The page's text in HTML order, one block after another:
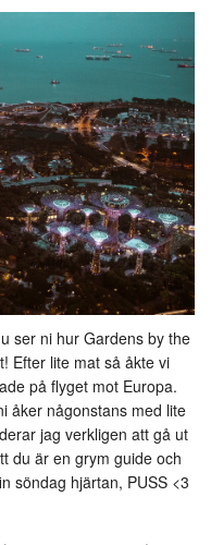
ser ni hur Gardens by the
Efter lite mat så åkte vi
på flyget mot Europa.
åker någonstans med lite
jag verkligen att gå ut
du är en grym guide och
söndag hjärtan, PUSS <3